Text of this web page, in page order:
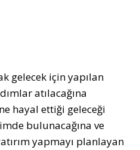
gelecek için yapılan
atılacağına
hayal ettiği geleceği
bulunacağına ve
yapmayı planlayan